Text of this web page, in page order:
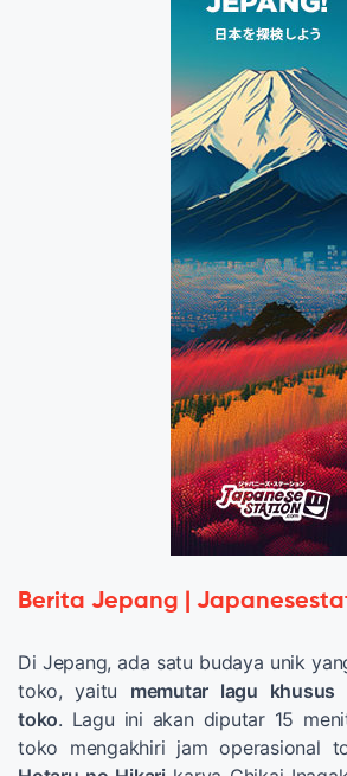
Berita Jepang |
Di Jepang, ada satu budaya unik
toko, yaitu memutar lagu khusus
toko. Lagu ini akan diputar 15
toko mengakhiri jam operasional